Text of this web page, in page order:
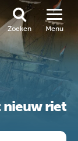
Zoeken
Menu
nieuw riet